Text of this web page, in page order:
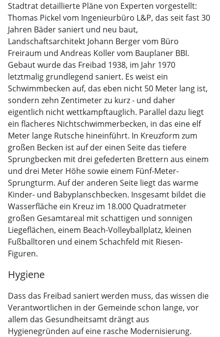
Stadtrat detaillierte Pläne von Experten vorgestellt:
Thomas Pickel vom Ingenieurbüro L&P, das seit fast 30
Jahren Bäder saniert und neu baut,
Landschaftsarchitekt Johann Berger vom Büro
Freiraum und Andreas Koller vom Bauplaner BBI.
Gebaut wurde das Freibad 1938, im Jahr 1970
letztmalig grundlegend saniert. Es weist ein
Schwimmbecken auf, das eben nicht 50 Meter lang ist,
sondern zehn Zentimeter zu kurz - und daher
eigentlich nicht wettkampftauglich. Parallel dazu liegt
ein flacheres Nichtschwimmerbecken, in das eine elf
Meter lange Rutsche hineinführt. In Kreuzform zum
großen Becken ist auf der einen Seite das tiefere
Sprungbecken mit drei gefederten Brettern aus einem
und drei Meter Höhe sowie einem Fünf-Meter-
Sprungturm. Auf der anderen Seite liegt das warme
Kinder- und Babyplanschbecken. Insgesamt bildet die
Wasserfläche ein Kreuz im 18.000 Quadratmeter
großen Gesamtareal mit schattigen und sonnigen
Liegeflächen, einem Beach-Volleyballplatz, kleinen
Fußballtoren und einem Schachfeld mit Riesen-
Figuren.
Hygiene
Dass das Freibad saniert werden muss, das wissen die
Verantwortlichen in der Gemeinde schon lange, vor
allem das Gesundheitsamt drängt aus
Hygienegründen auf eine rasche Modernisierung.